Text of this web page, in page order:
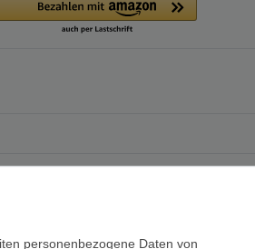
personenbezogene Daten von